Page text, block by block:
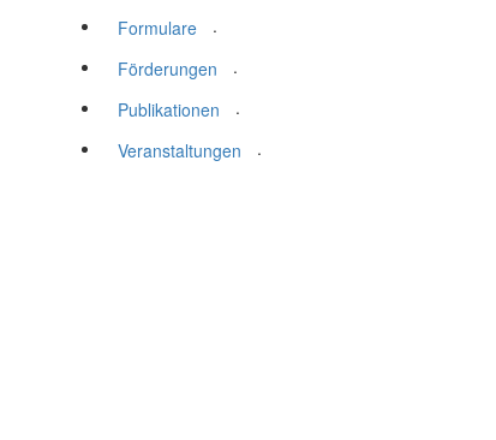
Formulare
.
Förderungen
.
Publikationen
.
Veranstaltungen
.